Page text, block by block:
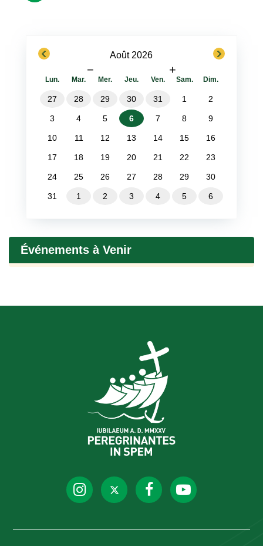
previous Août 2026
− +
next
Lun. Mar. Mer. Jeu. Ven. Sam. Dim.
27 28 29 30 31 1 2
3 4 5 6 7 8 9
10 11 12 13 14 15 16
17 18 19 20 21 22 23
24 25 26 27 28 29 30
31 1 2 3 4 5 6
Événements à Venir